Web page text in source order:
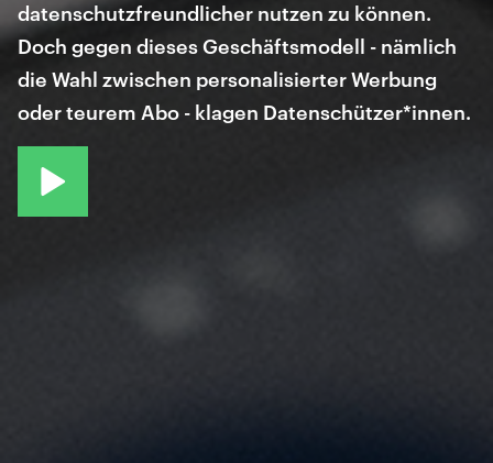
datenschutzfreundlicher nutzen zu können.
Doch gegen dieses Geschäftsmodell - nämlich
die Wahl zwischen personalisierter Werbung
oder teurem Abo - klagen Datenschützer*innen.